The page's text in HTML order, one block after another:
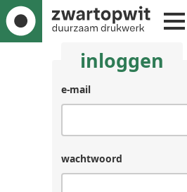
inloggen
gebruikersnaam
(laat
als
een
mens
e-mail
wachtwoord